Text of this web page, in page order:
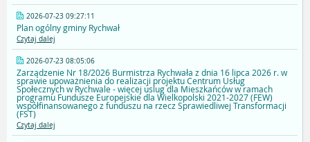
2026-07-23 09:27:11
Plan ogólny gminy Rychwał
Czytaj dalej
2026-07-23 08:05:06
Zarządzenie Nr 18/2026 Burmistrza Rychwała z dnia 16 lipca 2026 r. w
sprawie upoważnienia do realizacji projektu Centrum Usług
Społecznych w Rychwale - więcej uslug dla Mieszkańców w ramach
programu Fundusze Europejskie dla Wielkopolski 2021-2027 (FEW)
współfinansowanego z funduszu na rzecz Sprawiedliwej Transformacji
(FST)
Czytaj dalej